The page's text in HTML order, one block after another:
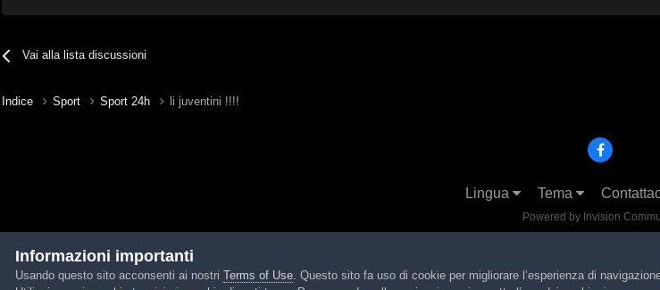
Vai alla lista discussioni
Indice Sport Sport 24h li juventini !!!!
Lingua Tema
Powered by Invision
Informazioni importanti
Usando questo sito acconsenti ai nostri Terms of Use. Questo sito fa uso di cookie per migliorare l’esperienza di